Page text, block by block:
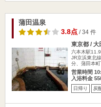
蒲田温泉
3.8点/ 34 件
東京都 / 大
六本木駅
JR京浜東北
分、蒲田本
営業時間
入浴料金
日帰り 炭